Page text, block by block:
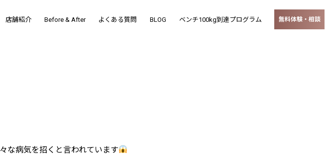
店舗紹介 Before & After よくある質問 BLOG ベンチ100kg到達プログラム 無料体験・相談
な病気を招くと言われています